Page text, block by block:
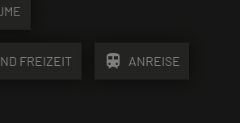
FREIZEIT train ANREISE